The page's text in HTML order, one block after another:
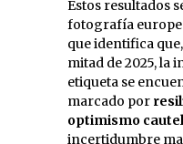
Estos resultados
fotografía
que identifica
mitad de 2025, la
etiqueta se
marcado por
optimismo
incertidumbre